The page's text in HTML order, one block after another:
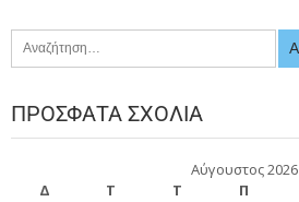
ΠΡΌΣΦΑΤΑ ΣΧΌΛΙΑ
Αύγουστος 2026
Δ
Τ Τ Π